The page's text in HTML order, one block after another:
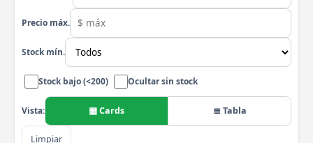
Precio máx.
Stock mín.
Stock bajo (<200) Ocultar sin stock
Vista: ▦ Cards ≣ Tabla
Limpiar